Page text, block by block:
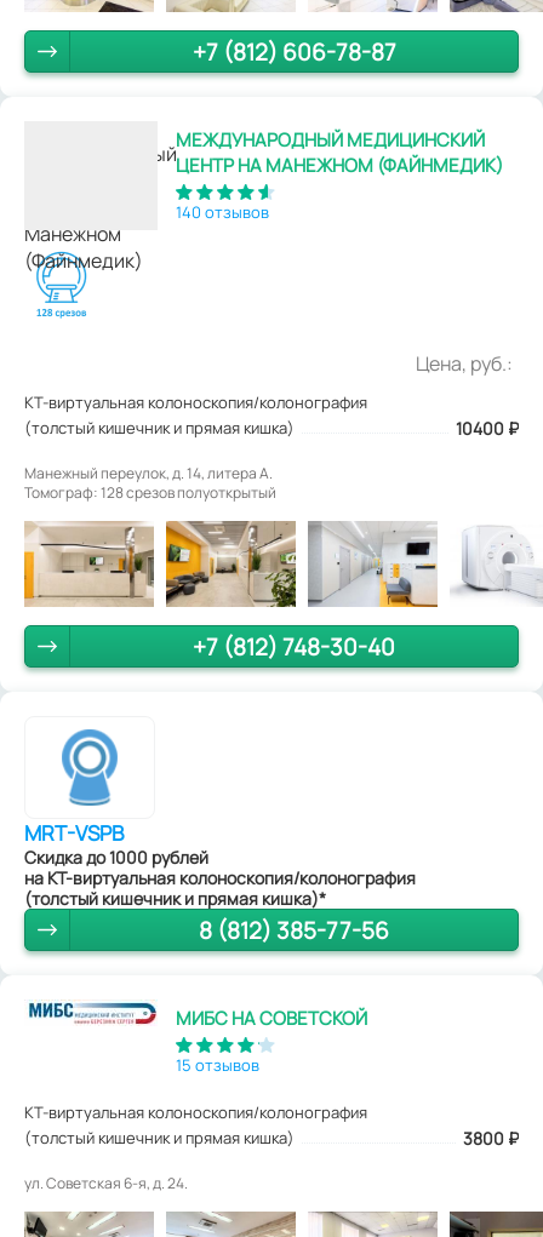
+7 (812) 606-78-87
МЕЖДУНАРОДНЫЙ МЕДИЦИНСКИЙ
ЦЕНТР НА МАНЕЖНОМ (ФАЙНМЕДИК)
140 отзывов
Цена, руб.:
КТ-виртуальная колоноскопия/колонография
(толстый кишечник и прямая кишка)
10400 ₽
Манежный переулок, д. 14, литера А.
Томограф: 128 срезов полуоткрытый
+7 (812) 748-30-40
MRT-VSPB
Скидка до 1000 рублей
на КТ-виртуальная колоноскопия/колонография
(толстый кишечник и прямая кишка)*
8 (812) 385-77-56
МИБС НА СОВЕТСКОЙ
15 отзывов
КТ-виртуальная колоноскопия/колонография
(толстый кишечник и прямая кишка)
3800 ₽
ул. Советская 6-я, д. 24.